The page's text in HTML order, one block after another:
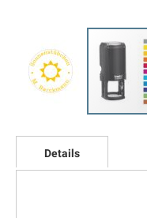
Anfang
Bildgalerie
Details